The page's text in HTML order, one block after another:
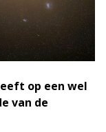
op een wel
van de